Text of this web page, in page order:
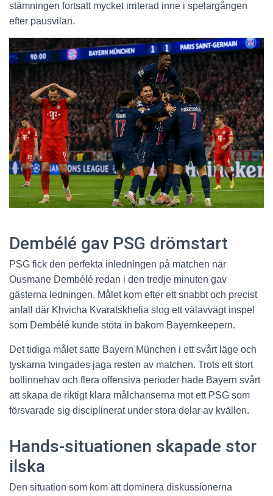
stämningen fortsatt mycket irriterad inne i spelargången
efter pausvilan.
Dembélé gav PSG drömstart
PSG fick den perfekta inledningen på matchen när
Ousmane Dembélé redan i den tredje minuten gav
gästerna ledningen. Målet kom efter ett snabbt och precist
anfall där Khvicha Kvaratskhelia slog ett välavvägt inspel
som Dembélé kunde stöta in bakom Bayernkeepern.
Det tidiga målet satte Bayern München i ett svårt läge och
tyskarna tvingades jaga resten av matchen. Trots ett stort
bollinnehav och flera offensiva perioder hade Bayern svårt
att skapa de riktigt klara målchanserna mot ett PSG som
försvarade sig disciplinerat under stora delar av kvällen.
Hands-situationen skapade stor
ilska
Den situation som kom att dominera diskussionerna